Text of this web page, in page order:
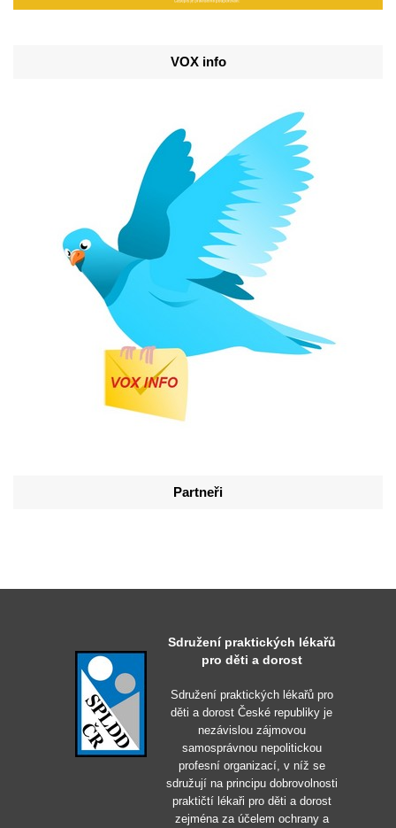
VOX info
Partneři
Sdružení praktických lékařů
pro děti a dorost
Sdružení praktických lékařů pro
děti a dorost České republiky je
nezávislou zájmovou
samosprávnou nepolitickou
profesní organizací, v níž se
sdružují na principu dobrovolnosti
praktičtí lékaři pro děti a dorost
zejména za účelem ochrany a